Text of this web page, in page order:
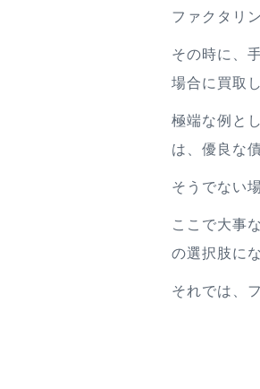
ファクタリ
その時に、
場合に買取
極端な例と
は、優良な
そうでない
ここで大事
の選択肢に
それでは、